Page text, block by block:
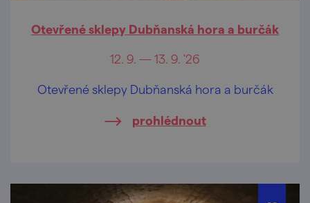
Otevřené sklepy Dubňanská hora a burčák
12. 9. — 13. 9. '26
Otevřené sklepy Dubňanská hora a burčák
prohlédnout